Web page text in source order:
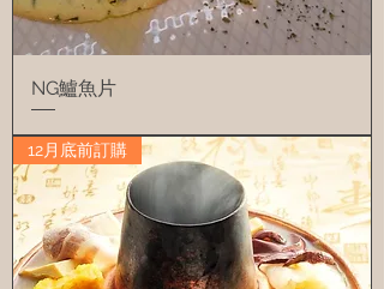
NG鱸魚片
12月底前訂購